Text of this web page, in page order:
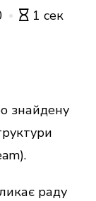
1 сек
знайдену
раду